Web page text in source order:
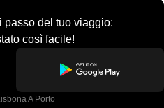
passo del tuo viaggio:
così facile!
A Porto